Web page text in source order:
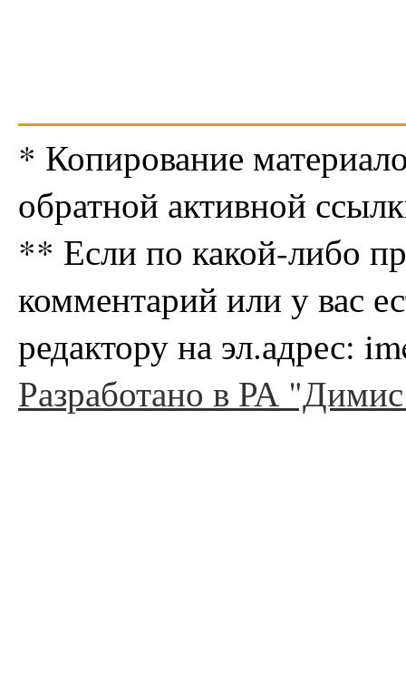
* Копирование
обратной активной
** Если по какой-либо
комментарий или у вас
редактору на эл.адрес:
Разработано в РА